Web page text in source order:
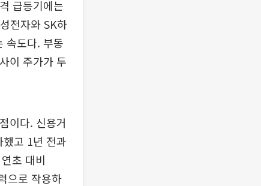
급등기에는
전자와 SK하
속도다. 부동
이 주가가 두
이다. 신용거
고 1년 전과
초 대비
으로 작용하